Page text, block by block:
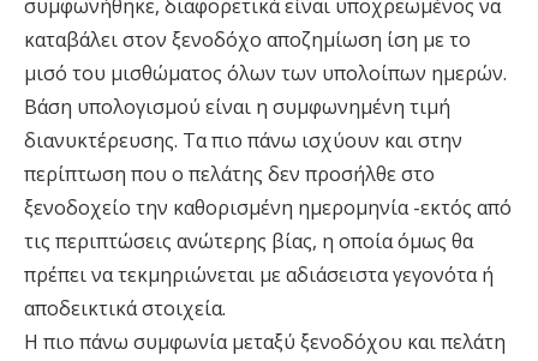
συµφωνήθηκε, διαφορετικά είναι υποχρεωµένος να
καταβάλει στον ξενοδόχο αποζηµίωση ίση µε το
µισό του µισθώµατος όλων των υπολοίπων ηµερών.
Βάση υπολογισµού είναι η συµφωνηµένη τιµή
διανυκτέρευσης. Tα πιο πάνω ισχύουν και στην
περίπτωση που ο πελάτης δεν προσήλθε στο
ξενοδοχείο την καθορισµένη ηµεροµηνία -εκτός από
τις περιπτώσεις ανώτερης βίας, η οποία όµως θα
πρέπει να τεκµηριώνεται µε αδιάσειστα γεγονότα ή
αποδεικτικά στοιχεία.
H πιο πάνω συµφωνία µεταξύ ξενοδόχου και πελάτη